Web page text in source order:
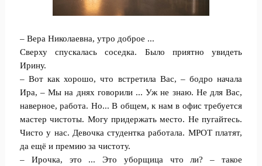
– Вера Николаевна, утро доброе ...
Сверху спускалась соседка. Было приятно увидеть
Ирину.
– Вот как хорошо, что встретила Вас, – бодро начала
Ира, – Мы на днях говорили ... Уж не знаю. Не для Вас,
наверное, работа. Но... В общем, к нам в офис требуется
мастер чистоты. Могу придержать место. Не пугайтесь.
Чисто у нас. Девочка студентка работала. МРОТ платят,
да ещё и премию за чистоту.
– Ирочка, это ... Это уборщица что ли? – такое